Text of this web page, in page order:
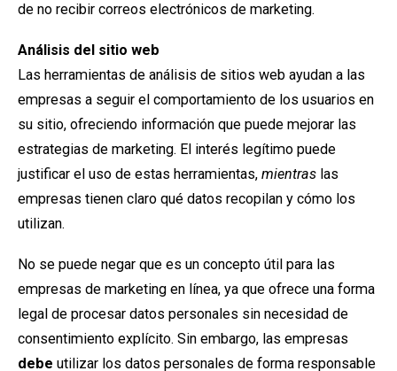
de no recibir correos electrónicos de marketing.
Análisis del sitio web
Las herramientas de análisis de sitios web ayudan a las
empresas a seguir el comportamiento de los usuarios en
su sitio, ofreciendo información que puede mejorar las
estrategias de marketing. El interés legítimo puede
justificar el uso de estas herramientas, mientras las
empresas tienen claro qué datos recopilan y cómo los
utilizan.
No se puede negar que es un concepto útil para las
empresas de marketing en línea, ya que ofrece una forma
legal de procesar datos personales sin necesidad de
consentimiento explícito. Sin embargo, las empresas
debe utilizar los datos personales de forma responsable